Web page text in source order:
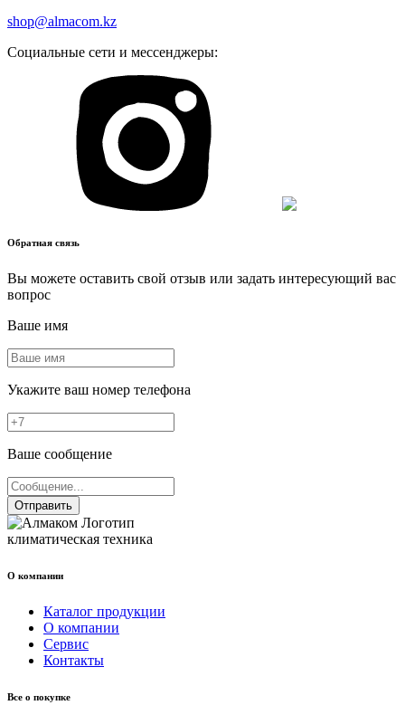
shop@almacom.kz
Социальные сети и мессенджеры:
Обратная связь
Вы можете оставить свой отзыв или задать интересующий вас
вопрос
Ваше имя
Укажите ваш номер телефона
Ваше сообщение
Отправить
климатическая техника
О компании
Каталог продукции
О компании
Сервис
Контакты
Все о покупке